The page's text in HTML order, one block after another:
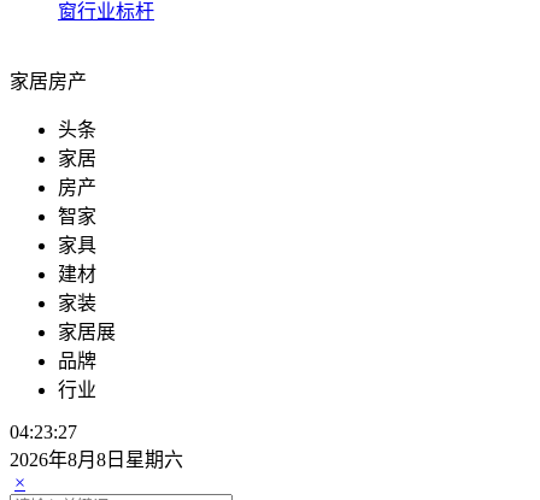
窗行业标杆
家居房产
头条
家居
房产
智家
家具
建材
家装
家居展
品牌
行业
04:23:29
2026年8月8日星期六
×